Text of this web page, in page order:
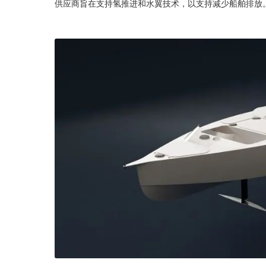
供应商旨在支持氢推进和水翼技术，以支持减少船舶排放